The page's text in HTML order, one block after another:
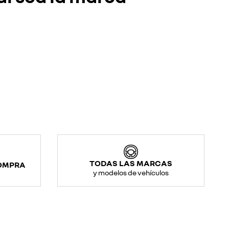
TODAS LAS MARCAS
y modelos de vehículos